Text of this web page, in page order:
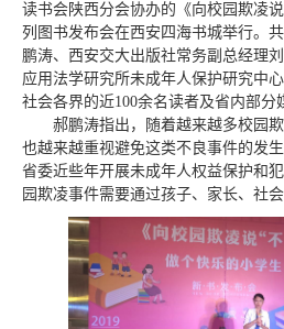
读书会陕西分会协办的《向校园欺凌
列图书发布会在西安四海书城举行。
鹏涛、西安交大出版社常务副总经理
应用法学研究所未成年人保护研究中
社会各界的近100余名读者及省内部分
郝鹏涛指出，随着越来越多校园
也越来越重视避免这类不良事件的发
省委近些年开展未成年人权益保护和
园欺凌事件需要通过孩子、家长、社